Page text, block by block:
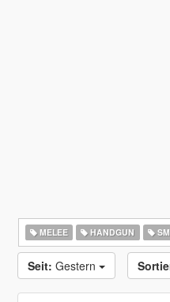
MELEE HANDGUN
Seit: Gestern